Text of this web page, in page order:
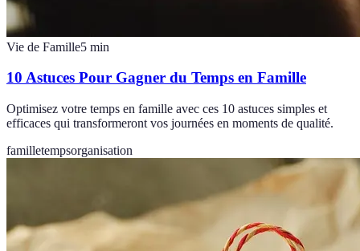
Vie de Famille5 min
10 Astuces Pour Gagner du Temps en Famille
Optimisez votre temps en famille avec ces 10 astuces simples et
efficaces qui transformeront vos journées en moments de qualité.
familletempsorganisation